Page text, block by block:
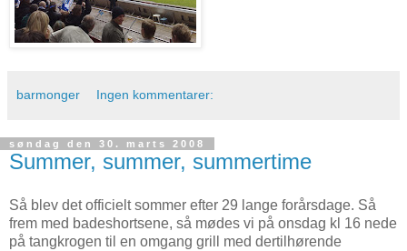
barmonger Ingen kommentarer:
søndag den 30. marts 2008
Summer, summer, summertime
Så blev det officielt sommer efter 29 lange forårsdage. Så
frem med badeshortsene, så mødes vi på onsdag kl 16 nede
på tangkrogen til en omgang grill med dertilhørende